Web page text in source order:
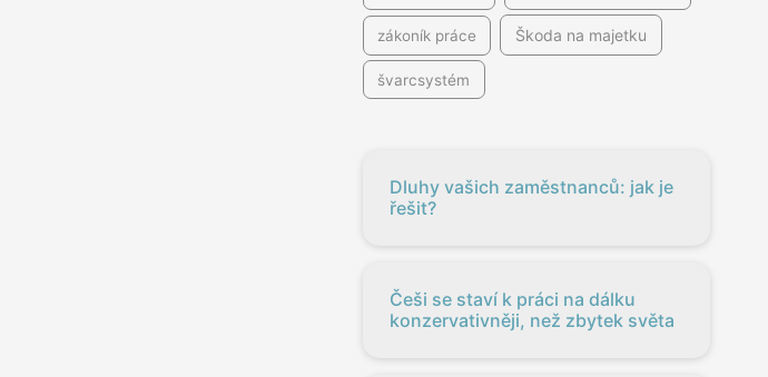
zákoník práce Škoda na majetku
švarcsystém
Dluhy vašich zaměstnanců: jak je
řešit?
Češi se staví k práci na dálku
konzervativněji, než zbytek světa